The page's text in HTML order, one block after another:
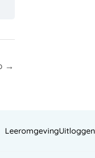
→
LeeromgevingUitloggen